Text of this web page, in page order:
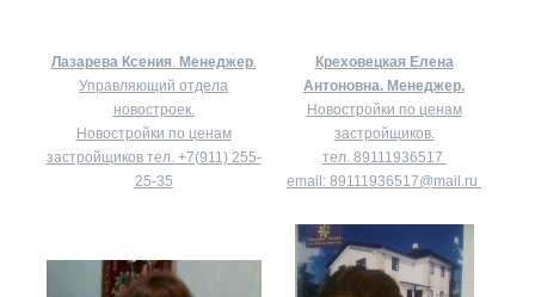
Лазарева Ксения Менеджер.
Управляющий отдела
новостроек.
Новостройки по ценам
застройщиков тел. +7(911) 255-
25-35
Креховецкая Елена
Антоновна. Менеджер.
Новостройки по ценам
застройщиков.
тел. 89111936517
email: 89111936517@mail.ru